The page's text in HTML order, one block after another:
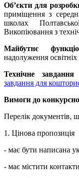
Об’єкти для
приміщення з
школах
Викопіювання з
Майбутнє
надолуження
Технічне
завдання для
Вимоги до
Перелік документів,
1. Цінова пропозиція
- має бути написана
- має містити